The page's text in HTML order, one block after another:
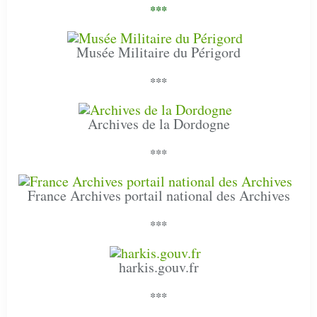
***
Musée Militaire du Périgord
***
Archives de la Dordogne
***
France Archives portail national des Archives
***
harkis.gouv.fr
***